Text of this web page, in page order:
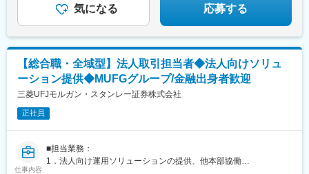
そのほかライフイベントに合わせた制度を活用できます。
人生を豊かにする金融知識を身につけ、将来の可能性を
広げていきませんか？
気になる 応募する
【総合職・全域型】法人取引担当者◆法人向けソリュ
ーション提供◆MUFGグループ/金融出身者歓迎
三菱UFJモルガン・スタンレー証券株式会社
正社員
仕事内容
■担当業務：
1．法人向け運用ソリューションの提供、他本部協働